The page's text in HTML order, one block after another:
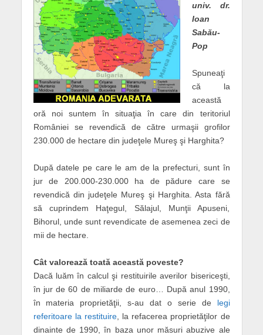
univ. dr.
Ioan
Sabău-
Pop
Spuneaţi
că la
această
oră noi suntem în situaţia în care din teritoriul
României se revendică de către urmaşii grofilor
230.000 de hectare din judeţele Mureş şi Harghita?
După datele pe care le am de la prefecturi, sunt în
jur de 200.000-230.000 ha de pădure care se
revendică din judeţele Mureş şi Harghita. Asta fără
să cuprindem Haţegul, Sălajul, Munţii Apuseni,
Bihorul, unde sunt revendicate de asemenea zeci de
mii de hectare.
Cât valorează toată această poveste?
Dacă luăm în calcul şi restituirile averilor bisericeşti,
în jur de 60 de miliarde de euro… După anul 1990,
în materia proprietăţii, s-au dat o serie de legi
referitoare la restituire, la refacerea proprietăţilor de
dinainte de 1990, în baza unor măsuri abuzive ale